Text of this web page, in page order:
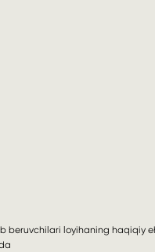
beruvchilari loyihaning haqiqiy